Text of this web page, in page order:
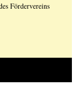
Fördervereins